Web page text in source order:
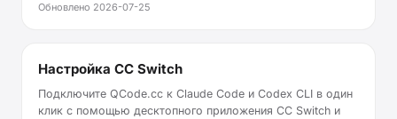
Обновлено 2026-07-25
Настройка CC Switch
Подключите QCode.cc к Claude Code и Codex CLI в один
клик с помощью десктопного приложения CC Switch и